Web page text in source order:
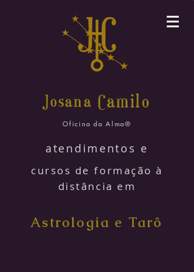
Josana Camilo
Oficina da Alma®
atendimentos e
cursos de formação à
distância em
Astrologia e Tarô